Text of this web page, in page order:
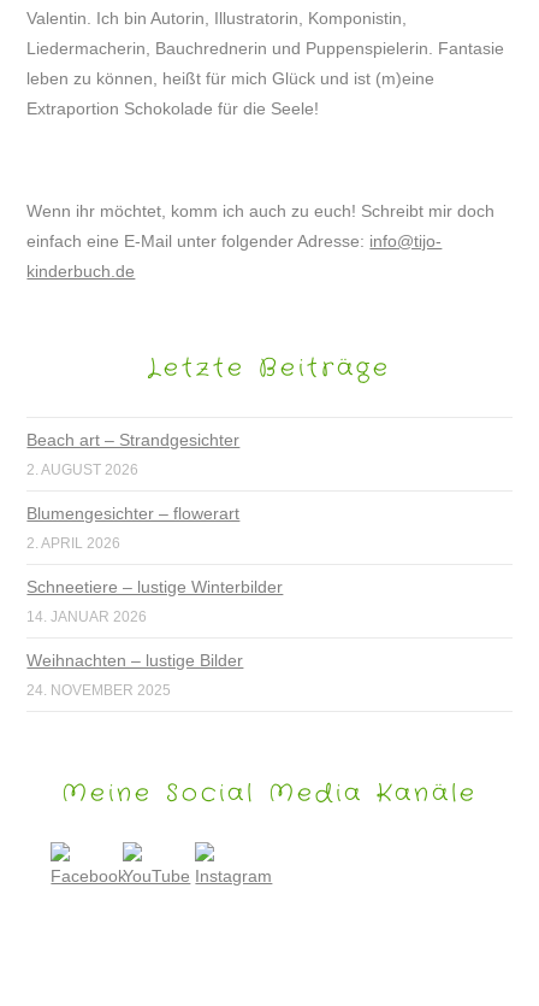
Valentin. Ich bin Autorin, Illustratorin, Komponistin,
Liedermacherin, Bauchrednerin und Puppenspielerin. Fantasie
leben zu können, heißt für mich Glück und ist (m)eine
Extraportion Schokolade für die Seele!
Wenn ihr möchtet, komm ich auch zu euch! Schreibt mir doch
einfach eine E-Mail unter folgender Adresse: info@tijo-
kinderbuch.de
Letzte Beiträge
Beach art – Strandgesichter
2. AUGUST 2026
Blumengesichter – flowerart
2. APRIL 2026
Schneetiere – lustige Winterbilder
14. JANUAR 2026
Weihnachten – lustige Bilder
24. NOVEMBER 2025
Meine Social Media Kanäle